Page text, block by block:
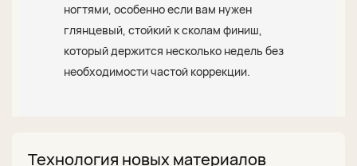
ногтями, особенно если вам нужен
глянцевый, стойкий к сколам финиш,
который держится несколько недель без
необходимости частой коррекции.
Технология новых материалов